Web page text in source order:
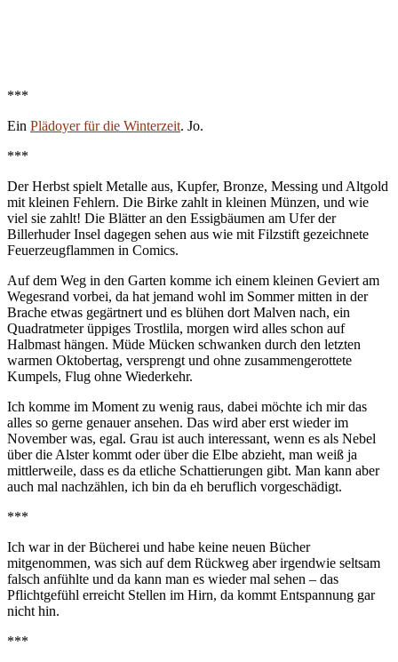
***
Ein Plädoyer für die Winterzeit. Jo.
***
Der Herbst spielt Metalle aus, Kupfer, Bronze, Messing und Altgold
mit kleinen Fehlern. Die Birke zahlt in kleinen Münzen, und wie
viel sie zahlt! Die Blätter an den Essigbäumen am Ufer der
Billerhuder Insel dagegen sehen aus wie mit Filzstift gezeichnete
Feuerzeugflammen in Comics.
Auf dem Weg in den Garten komme ich einem kleinen Geviert am
Wegesrand vorbei, da hat jemand wohl im Sommer mitten in der
Brache etwas gegärtnert und es blühen dort Malven nach, ein
Quadratmeter üppiges Trostlila, morgen wird alles schon auf
Halbmast hängen. Müde Mücken schwanken durch den letzten
warmen Oktobertag, versprengt und ohne zusammengerottete
Kumpels, Flug ohne Wiederkehr.
Ich komme im Moment zu wenig raus, dabei möchte ich mir das
alles so gerne genauer ansehen. Das wird aber erst wieder im
November was, egal. Grau ist auch interessant, wenn es als Nebel
über die Alster kommt oder über die Elbe abzieht, man weiß ja
mittlerweile, dass es da etliche Schattierungen gibt. Man kann aber
auch mal nachzählen, ich bin da eh beruflich vorgeschädigt.
***
Ich war in der Bücherei und habe keine neuen Bücher
mitgenommen, was sich auf dem Rückweg aber irgendwie seltsam
falsch anfühlte und da kann man es wieder mal sehen – das
Pflichtgefühl erreicht Stellen im Hirn, da kommt Entspannung gar
nicht hin.
***